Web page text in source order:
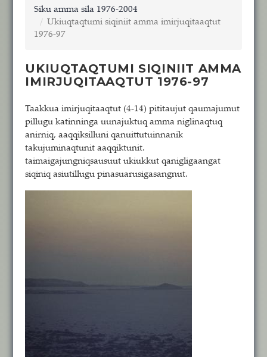
Siku amma sila 1976-2004
Ukiuqtaqtumi siqiniit amma imirjuqitaaqtut
1976-97
UKIUQTAQTUMI SIQINIIT AMMA
IMIRJUQITAAQTUT 1976-97
Taakkua imirjuqitaaqtut (4-14) pititaujut qaumajumut
pillugu katinninga uunajuktuq amma niglinaqtuq
anirniq, aaqqiksilluni qanuittutuinnanik
takujuminaqtunit aaqqiktunit.
taimaigajungniqsausuut ukiukkut qanigligaangat
siqiniq asiutillugu pinasuarusigasangnut.